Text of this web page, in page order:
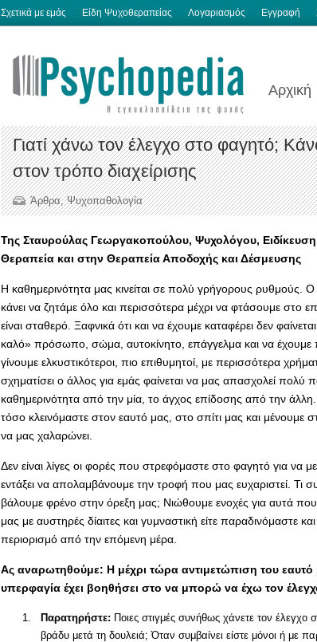
Σχετικά με εμάς Είδη Ψυχοθεραπείας Λογαριασμός Εγγραφή
Αρχική
Γιατί χάνω τον έλεγχο στο φαγητό;
στον τρόπο διαχείρισης
Άρθρα,Ψυχοπαθολογία
Της Σταυρούλας Γεωργακοπούλου, Ψυχολόγου,
Θεραπεία και στην Θεραπεία Αποδοχής και Δέσμευσης
Η καθημερινότητα μας κινείται σε πολύ γρήγορους ρυθμούς.
κάνει να ζητάμε όλο και περισσότερα μέχρι να φτάσουμε στο
είναι σταθερό. Ξαφνικά ότι και να έχουμε καταφέρει δεν
καλό» πρόσωπο, σώμα, αυτοκίνητο, επάγγελμα και να έχουμε
γίνουμε ελκυστικότεροι, πιο επιθυμητοί, με περισσότερα
σχηματίσει ο άλλος για εμάς φαίνεται να μας απασχολεί
καθημερινότητα από την μία, το άγχος επίδοσης από την
τόσο κλεινόμαστε στον εαυτό μας, στο σπίτι μας και μένουμε
να μας χαλαρώνει.
Δεν είναι λίγες οι φορές που στρεφόμαστε στο φαγητό για να
εντάξει να απολαμβάνουμε την τροφή που μας ευχαριστεί. Τι
βάλουμε φρένο στην όρεξη μας; Νιώθουμε ενοχές για αυτά που
μας με αυστηρές δίαιτες και γυμναστική είτε παραδινόμαστε
περιορισμό από την επόμενη μέρα.
Ας αναρωτηθούμε: Η μέχρι τώρα αντιμετώπιση του εαυτό
υπερφαγία έχει βοηθήσει στο να μπορώ να έχω τον
Παρατηρήστε: Ποιες στιγμές συνήθως χάνετε τον
βράδυ μετά τη δουλειά; Όταν συμβαίνει είστε μόνοι ή με